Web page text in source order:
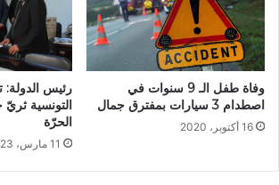
وفاة طفل الـ 9 سنوات في
اصطدام 3 سيارات بمفترق جمال
16 أكتوبر، 2020
رئيس الدولة:
التونسية
الحرّة
11 مارس، 2023